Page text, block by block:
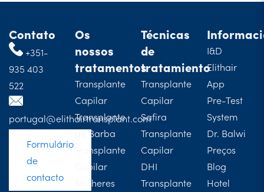
Contato
+351-
935 403
522
portugal@elithairtransplant.com
Formulário
de
contacto
Os
nossos
tratamentos
Transplante
Capilar
Transplante
de Barba
Transplante
Capilar
Mulheres
Técnicas
de
tratamiento
Transplante
Capilar
Safira
Transplante
Capilar
DHI
Transplante
I&D
Elithair
App
Pre-Test
System
Dr. Balwi
Preços
Blog
Hotel